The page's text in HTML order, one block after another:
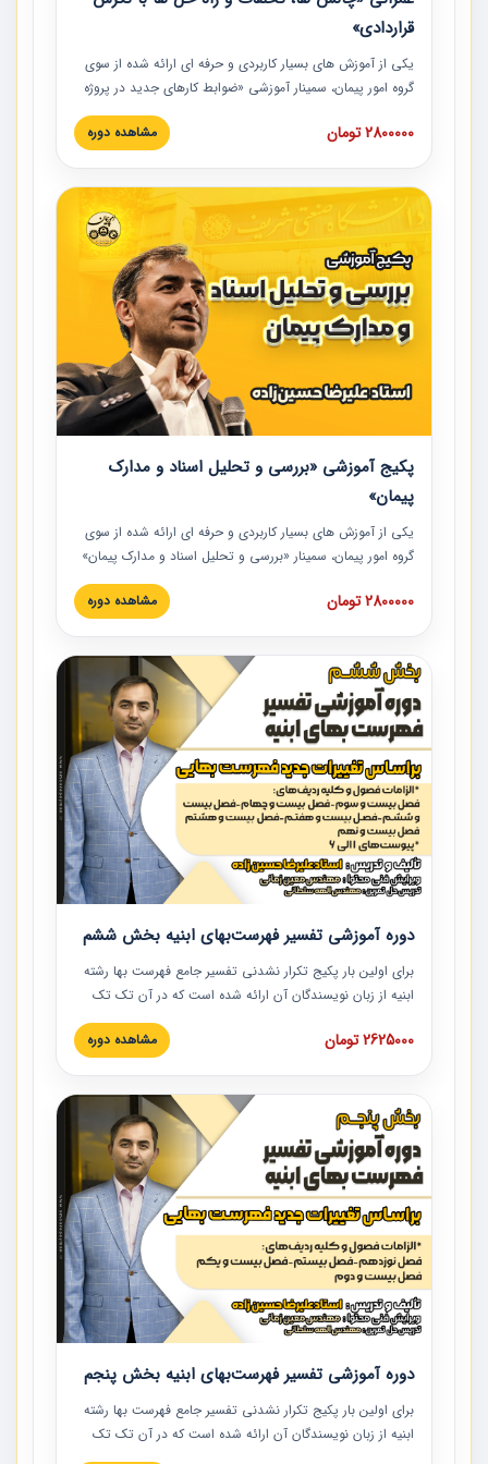
قراردادی»
یکی از آموزش‏‏‏‏‏‏ های بسیار کاربردی و حرفه‏ ای ارائه شده از سوی
گروه امور پیمان، سمینار آموزشی «ضوابط کارهای جدید در پروژه
های عمرانی» چالش ها، تخلفات و راه حل ها با نگرش قراردادی
است که در محل سندیکای شرکت های ساختمانی کشور ارائه شد.
مدارک پیمان به همراه تجربیات عملی ارائه شده است.
2800000 تومان مشاهده دوره
پکیج آموزشی «بررسی و تحلیل اسناد و مدارک
پیمان»
یکی از آموزش‏‏‏‏‏‏ های بسیار کاربردی و حرفه‏ ای ارائه شده از سوی
گروه امور پیمان، سمینار «بررسی و تحلیل اسناد و مدارک پیمان»
است که در دانشگاه صنعتی شریف ارائه شد. در این آموزش
نکات کلیدی مربوط به اسناد و مدارک پیمان، اولویت بندی اسناد
پیمان به همراه تجربیات عملی در این خصوص ارائه شده است.
2800000 تومان مشاهده دوره
دوره آموزشی تفسیر فهرست‌بهای ابنیه بخش ششم
برای اولین بار پکیج تکرار نشدنی تفسیر جامع فهرست بها رشته
ابنیه از زبان نویسندگان آن ارائه شده است که در آن تک تک
ردیف ها و مطالب فهرست بها تفسیر و ارائه شده است. این
دوره به صورت کامل تصویری بوده و به همراه تصاویر عملیات
دوره با کلام مهندس علیرضاحسین‌زاده مدیر پروژه مهندسی
مشاور در امر بازنگری فهرست بها رشته ابنیه ارائه شده و به تمام
همکارانی که در حوزه صنعت ساخت در حال فعالیت هستند حتما
توصیه می کنیم از مطالب این دوره استفاده نمایند.
2625000 تومان مشاهده دوره
دوره آموزشی تفسیر فهرست‌بهای ابنیه بخش پنجم
برای اولین بار پکیج تکرار نشدنی تفسیر جامع فهرست بها رشته
ابنیه از زبان نویسندگان آن ارائه شده است که در آن تک تک
ردیف ها و مطالب فهرست بها تفسیر و ارائه شده است. این